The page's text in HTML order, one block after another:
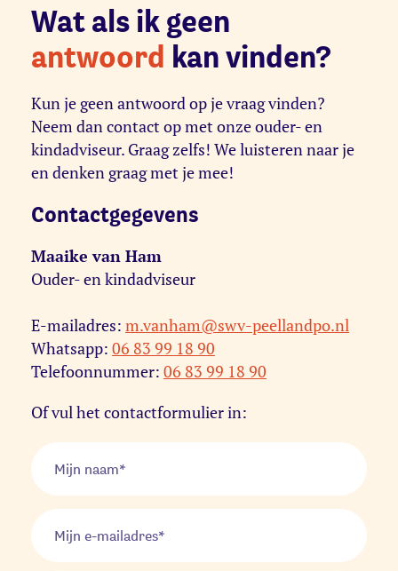
Wat als ik geen
antwoord kan vinden?
Kun je geen antwoord op je vraag vinden?
Neem dan contact op met onze ouder- en
kindadviseur. Graag zelfs! We luisteren naar je
en denken graag met je mee!
Contactgegevens
Maaike van Ham
Ouder- en kindadviseur
E-mailadres: m.vanham@swv-peellandpo.nl
Whatsapp: 06 83 99 18 90
Telefoonnummer: 06 83 99 18 90
Of vul het contactformulier in: